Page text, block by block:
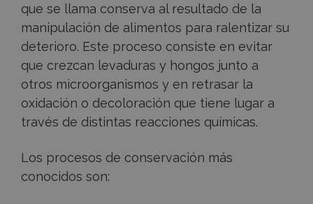
que se llama conserva al resultado de la
manipulación de alimentos para ralentizar su
deterioro. Este proceso consiste en evitar
que crezcan levaduras y hongos junto a
otros microorganismos y en retrasar la
oxidación o decoloración que tiene lugar a
través de distintas reacciones químicas.
Los procesos de conservación más
conocidos son: